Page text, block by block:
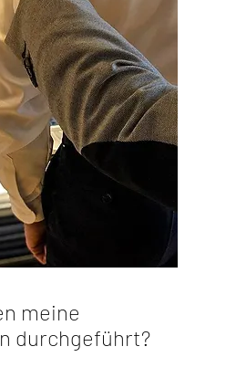
meine
durchgeführt?